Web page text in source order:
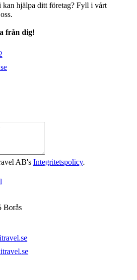
hjälpa ditt företag? Fyll i vårt
från dig!
AB's Integritetspolicy.
Borås